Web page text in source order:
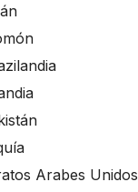
Arabes Unidos